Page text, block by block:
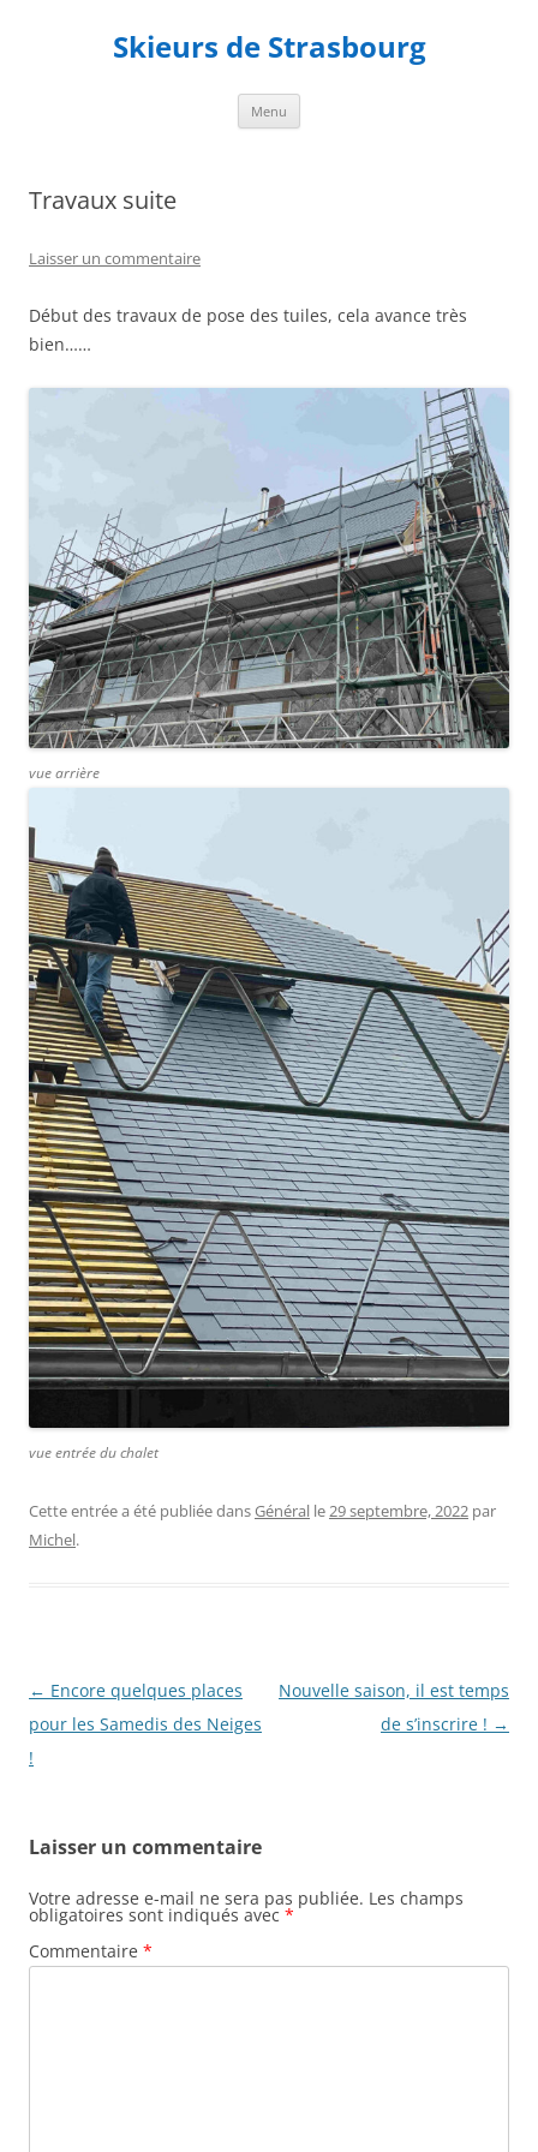
Skieurs de Strasbourg
Menu
Travaux suite
Laisser un commentaire
Début des travaux de pose des tuiles, cela avance très
bien……
vue arrière
vue entrée du chalet
Cette entrée a été publiée dansGénéral le29 septembre, 2022 par
Michel.
Navigation
des
articles
← Encore quelques places
pour les Samedis des Neiges
!
Nouvelle saison, il est temps
de s’inscrire ! →
Laisser un commentaire
Votre adresse e-mail ne sera pas publiée. Les champs
obligatoires sont indiqués avec *
Commentaire *